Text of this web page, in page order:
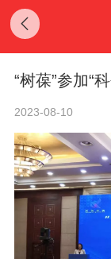
“树葆”参加“
2023-08-10